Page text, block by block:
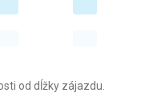
od dĺžky zájazdu.